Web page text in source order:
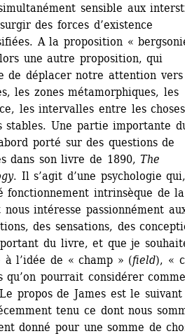
sensible aux
des forces d’existence
A la proposition «
une autre proposition, qui
de déplacer notre attention
les zones métamorphiques, les
les intervalles entre les
stables. Une partie importante
porté sur des questions de
dans son livre de 1890, The
. Il s’agit d’une psychologie
fonctionnement intrinsèque de la
nous intéresse passionnément
des sensations, des
du livre, et que je
l’idée de « champ » (field), «
qu’on pourrait considérer
propos de James est le
tenu ce dont nous
donné pour une somme de